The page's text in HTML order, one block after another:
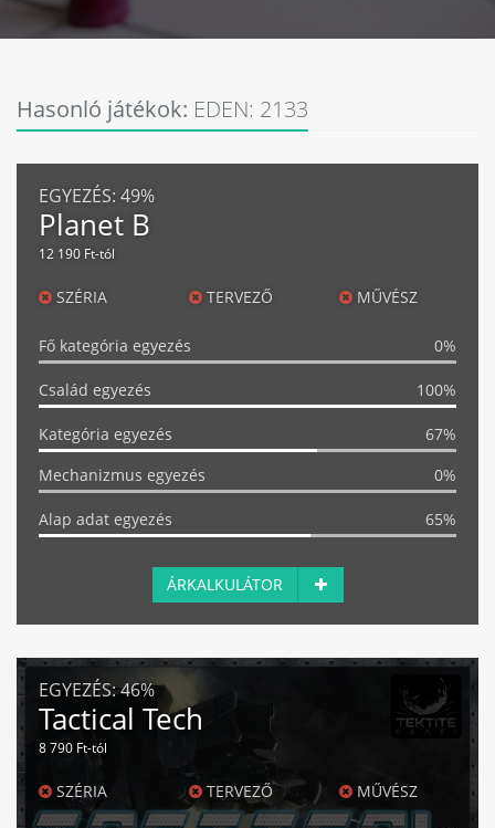
Hasonló játékok: EDEN: 2133
EGYEZÉS: 49%
Planet B
12 190 Ft-tól
SZÉRIA TERVEZŐ MŰVÉSZ
Fő kategória egyezés 0%
Család egyezés 100%
Kategória egyezés
67%
Mechanizmus egyezés
0%
Alap adat egyezés 65%
ÁRKALKULÁTOR
EGYEZÉS:46%
Tactical Tech
8 790 Ft-tól
SZÉRIA TERVEZŐ MŰVÉSZ